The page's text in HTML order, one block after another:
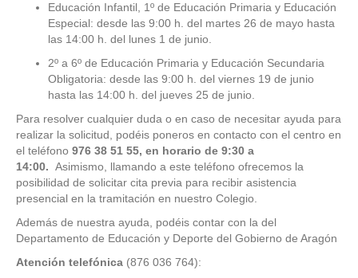
Educación Infantil, 1º de Educación Primaria y Educación
Especial: desde las 9:00 h. del martes 26 de mayo hasta
las 14:00 h. del lunes 1 de junio.
2º a 6º de Educación Primaria y Educación Secundaria
Obligatoria: desde las 9:00 h. del viernes 19 de junio
hasta las 14:00 h. del jueves 25 de junio.
Para resolver cualquier duda o en caso de necesitar ayuda para
realizar la solicitud, podéis poneros en contacto con el centro en
el teléfono 976 38 51 55, en horario de 9:30 a
14:00. Asimismo, llamando a este teléfono ofrecemos la
posibilidad de solicitar cita previa para recibir asistencia
presencial en la tramitación en nuestro Colegio.
Además de nuestra ayuda, podéis contar con la del
Departamento de Educación y Deporte del Gobierno de Aragón
Atención telefónica (876 036 764):